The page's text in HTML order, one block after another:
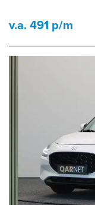
v.a. 491 p/m